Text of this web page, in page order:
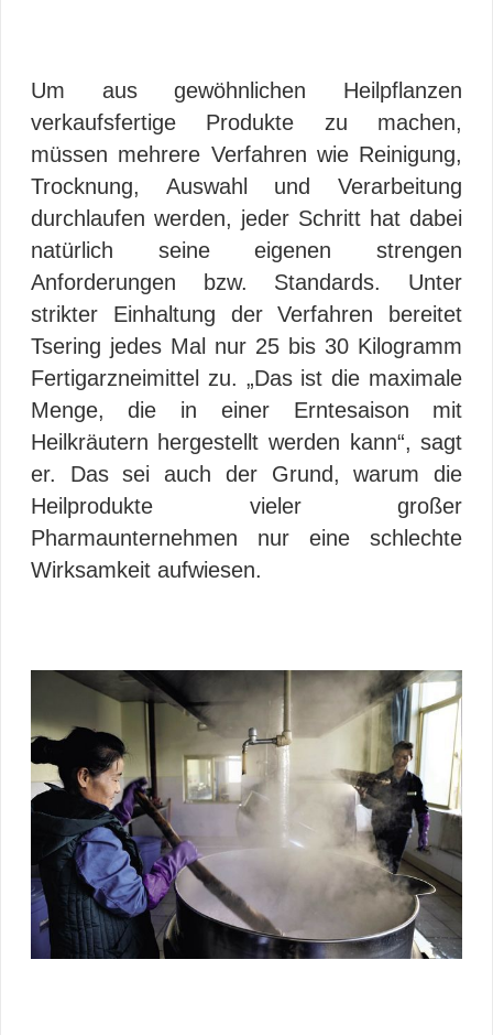
Um aus gewöhnlichen Heilpflanzen
verkaufsfertige Produkte zu machen,
müssen mehrere Verfahren wie Reinigung,
Trocknung, Auswahl und Verarbeitung
durchlaufen werden, jeder Schritt hat dabei
natürlich seine eigenen strengen
Anforderungen bzw. Standards. Unter
strikter Einhaltung der Verfahren bereitet
Tsering jedes Mal nur 25 bis 30 Kilogramm
Fertigarzneimittel zu. „Das ist die maximale
Menge, die in einer Erntesaison mit
Heilkräutern hergestellt werden kann“, sagt
er. Das sei auch der Grund, warum die
Heilprodukte vieler großer
Pharmaunternehmen nur eine schlechte
Wirksamkeit aufwiesen.